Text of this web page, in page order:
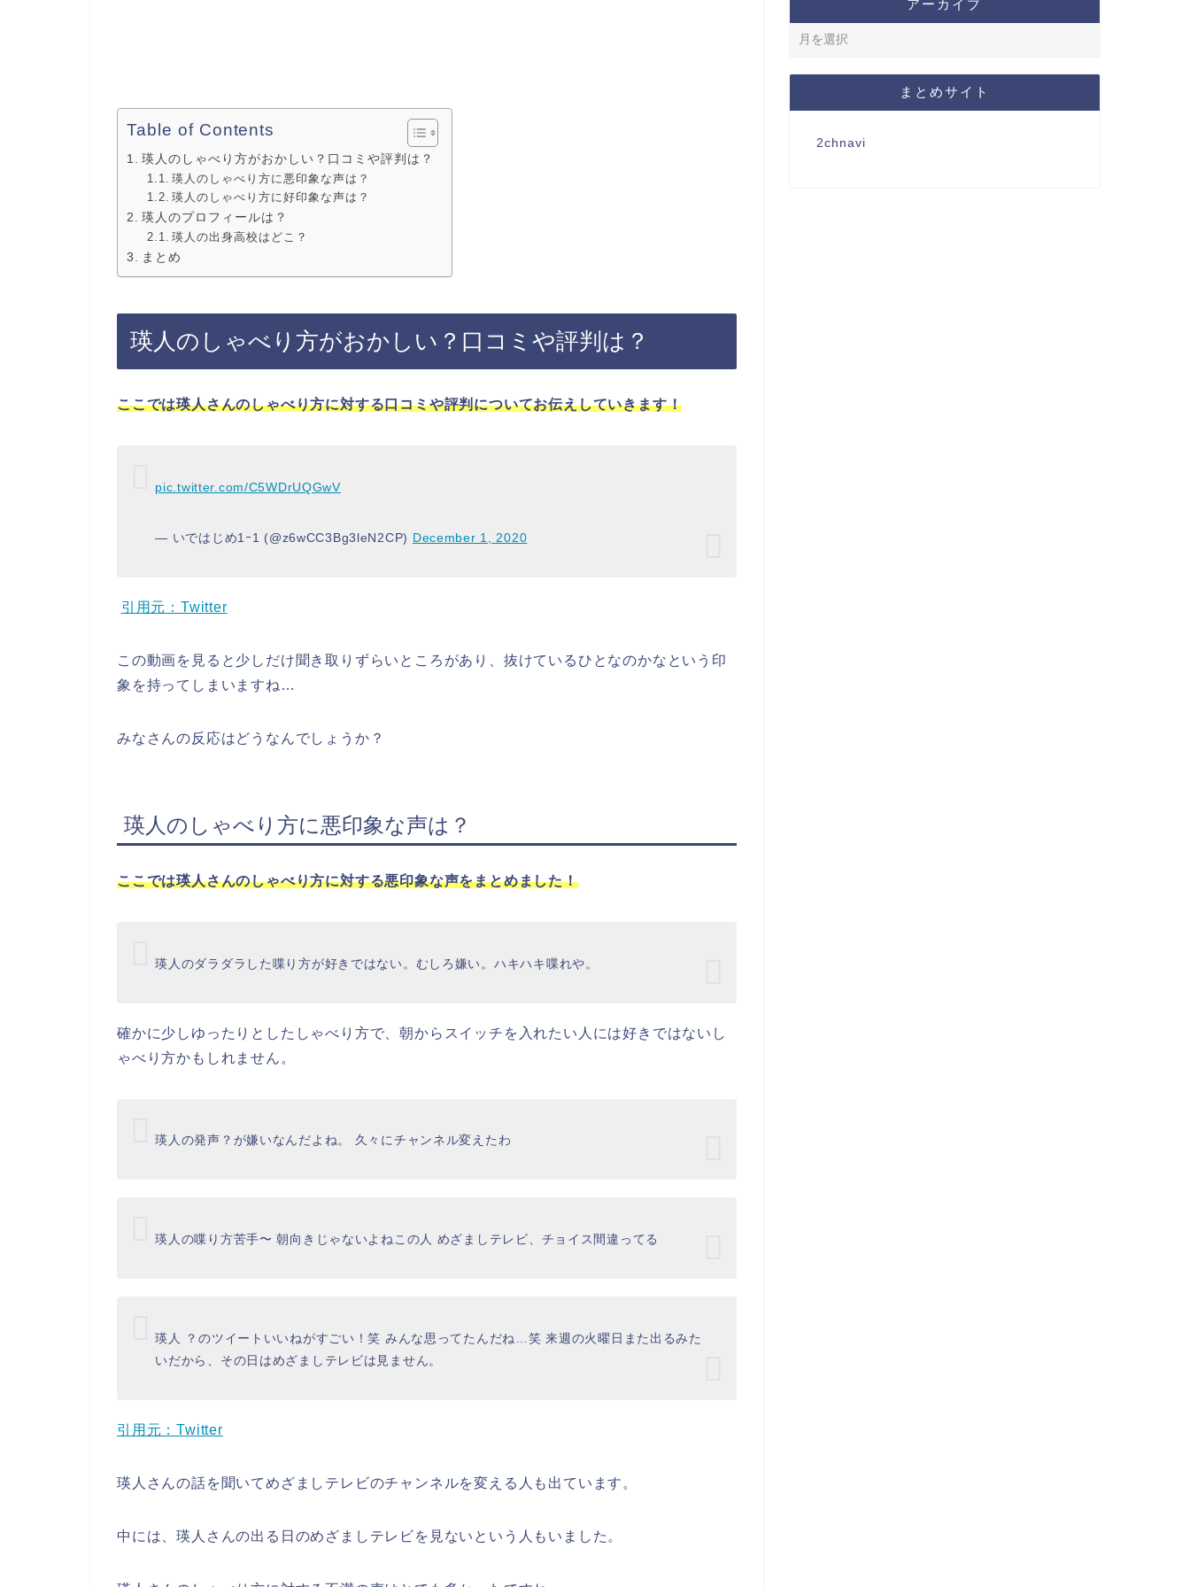
Table of Contents
瑛人のしゃべり方がおかしい？口コミや評判は？
瑛人のしゃべり方に悪印象な声は？
瑛人のしゃべり方に好印象な声は？
瑛人のプロフィールは？
瑛人の出身高校はどこ？
まとめ
瑛人のしゃべり方がおかしい？口コミや評判は？
ここでは瑛人さんのしゃべり方に対する口コミや評判についてお伝えしていきます！
pic.twitter.com/C5WDrUQGwV
— いではじめ1ｰ1 (@z6wCC3Bg3leN2CP) December 1, 2020
引用元：Twitter
この動画を見ると少しだけ聞き取りずらいところがあり、抜けているひとなのかなという印
象を持ってしまいますね…
みなさんの反応はどうなんでしょうか？
瑛人のしゃべり方に悪印象な声は？
ここでは瑛人さんのしゃべり方に対する悪印象な声をまとめました！
瑛人のダラダラした喋り方が好きではない。むしろ嫌い。ハキハキ喋れや。
確かに少しゆったりとしたしゃべり方で、朝からスイッチを入れたい人には好きではないし
ゃべり方かもしれません。
瑛人の発声？が嫌いなんだよね。 久々にチャンネル変えたわ
瑛人の喋り方苦手〜 朝向きじゃないよねこの人 めざましテレビ、チョイス間違ってる
瑛人 ？のツイートいいねがすごい！笑 みんな思ってたんだね…笑 来週の火曜日また出るみた
いだから、その日はめざましテレビは見ません。
引用元：Twitter
瑛人さんの話を聞いてめざましテレビのチャンネルを変える人も出ています。
中には、瑛人さんの出る日のめざましテレビを見ないという人もいました。
アーカイブ
まとめサイト
2chnavi